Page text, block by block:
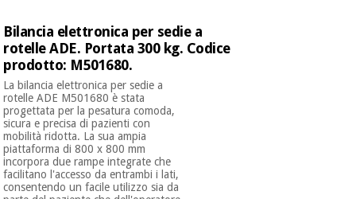
Ortopedia
Strumenti
chirurgici
(liquidazione)
e
giochi
Armadi
sanitari
Veterinario
Bilancia elettronica per sedie a
rotelle ADE. Portata 300 kg. Codice
prodotto: M501680.
La bilancia elettronica per sedie a
rotelle ADE M501680 è stata
progettata per la pesatura comoda,
sicura e precisa di pazienti con
mobilità ridotta. La sua ampia
piattaforma di 800 x 800 mm
incorpora due rampe integrate che
facilitano l'accesso da entrambi i lati,
consentendo un facile utilizzo sia da